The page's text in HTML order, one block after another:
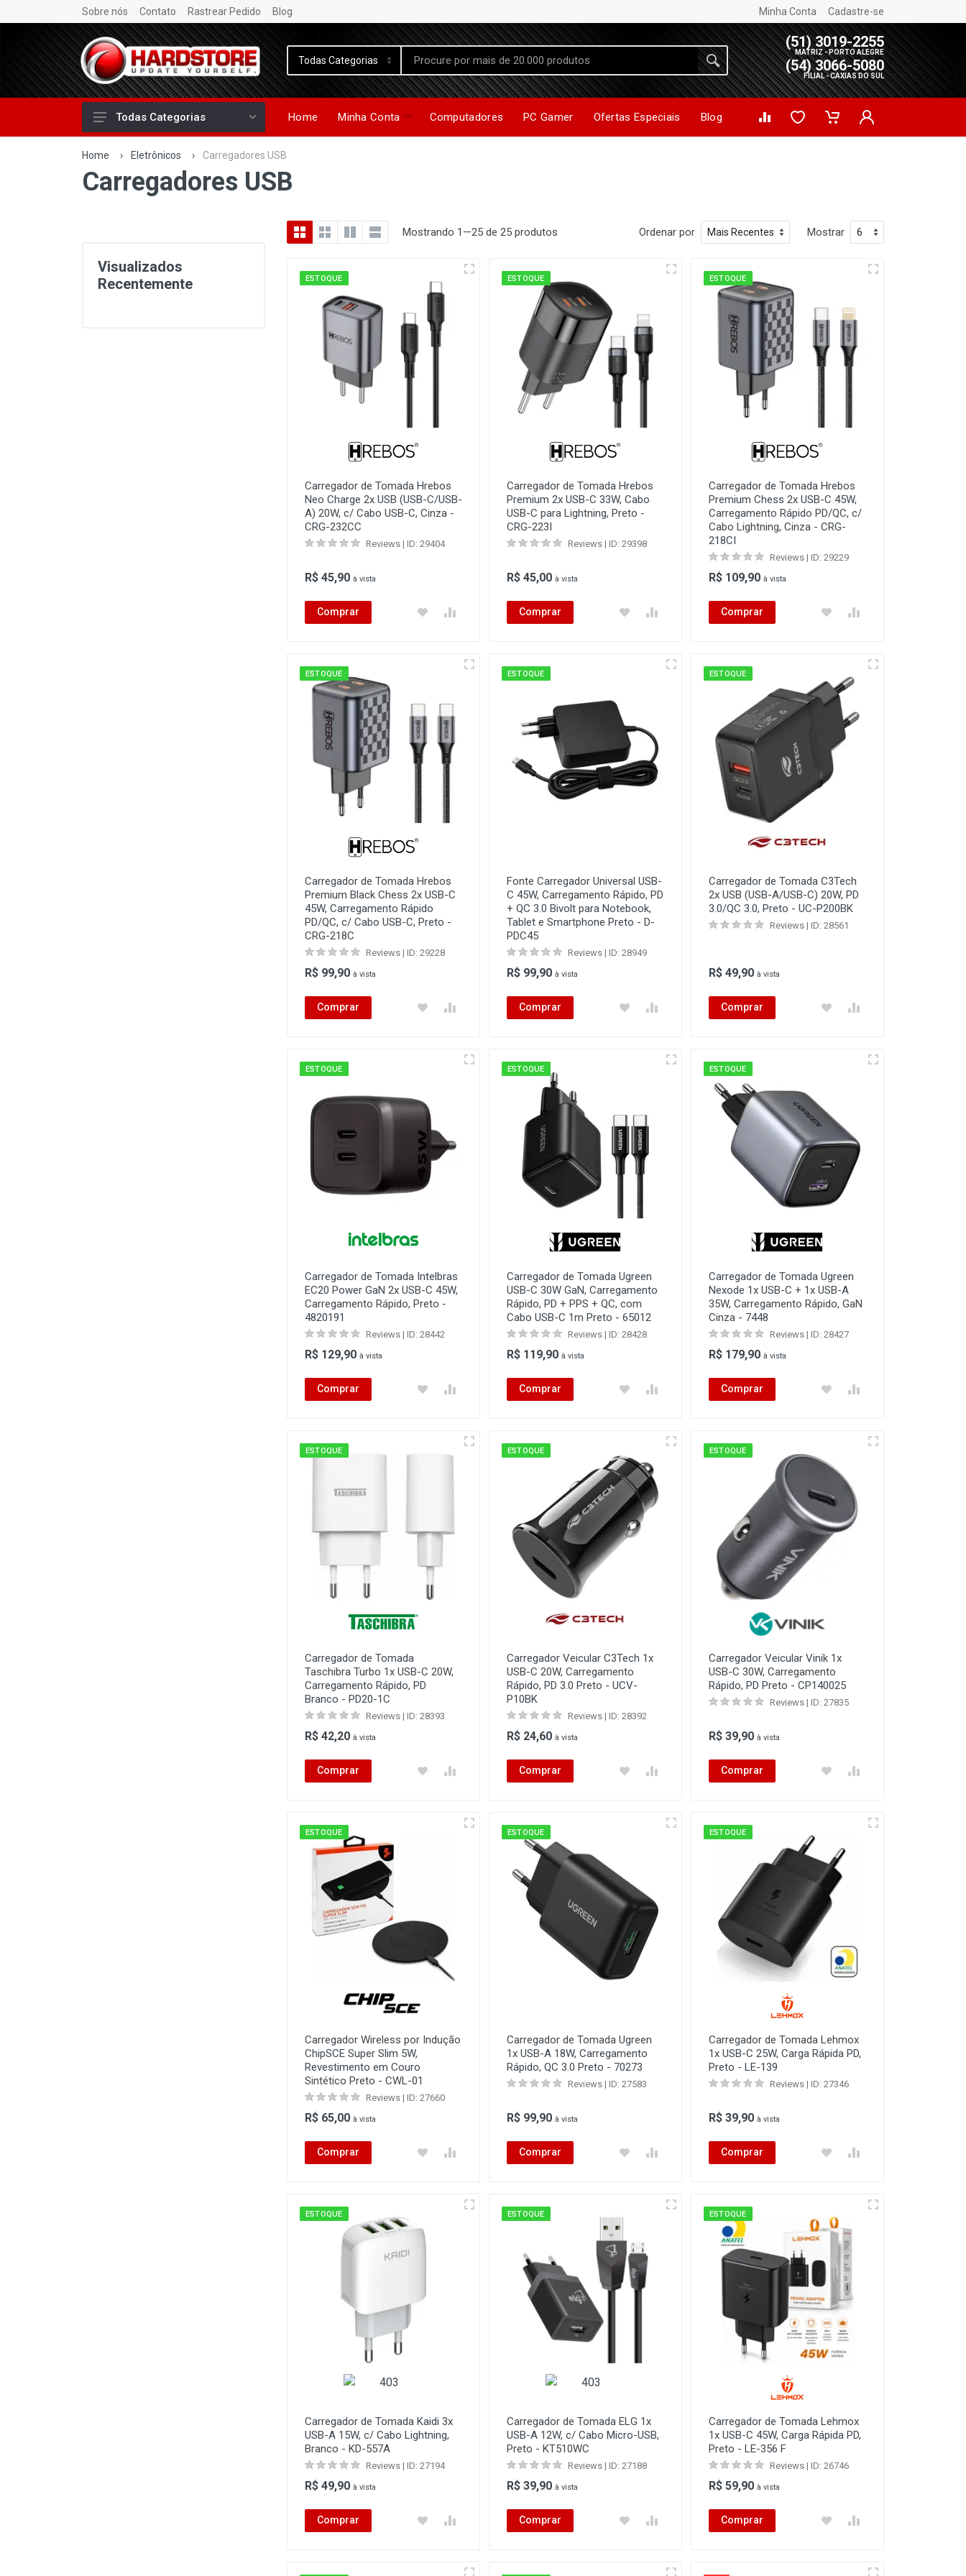
Sobre nós Contato Rastrear Pedido Blog Minha Conta Cadastre-se
(51) 3019-2255
MATRIZ - PORTO ALEGRE
(54) 3066-5080
FILIAL - CAXIAS DO SUL
Todas Categorias Home Minha Conta Computadores PC Gamer Ofertas Especiais Blog
Home › Eletrônicos › Carregadores USB
Carregadores USB
Visualizados
Recentemente
Mostrando 1—25 de 25 produtos Ordenar por Mostrar
ESTOQUE
Carregador de Tomada Hrebos
Neo Charge 2x USB (USB-C/USB-
A) 20W, c/ Cabo USB-C, Cinza -
CRG-232CC
Reviews | ID: 29404
R$ 45,90 à vista
Comprar
ESTOQUE
Carregador de Tomada Hrebos
Premium 2x USB-C 33W, Cabo
USB-C para Lightning, Preto -
CRG-223I
Reviews | ID: 29398
R$ 45,00 à vista
Comprar
ESTOQUE
Carregador de Tomada Hrebos
Premium Chess 2x USB-C 45W,
Carregamento Rápido PD/QC, c/
Cabo Lightning, Cinza - CRG-
218CI
Reviews | ID: 29229
R$ 109,90 à vista
Comprar
ESTOQUE
Carregador de Tomada Hrebos
Premium Black Chess 2x USB-C
45W, Carregamento Rápido
PD/QC, c/ Cabo USB-C, Preto -
CRG-218C
Reviews | ID: 29228
R$ 99,90 à vista
Comprar
ESTOQUE
Fonte Carregador Universal USB-
C 45W, Carregamento Rápido, PD
+ QC 3.0 Bivolt para Notebook,
Tablet e Smartphone Preto - D-
PDC45
Reviews | ID: 28949
R$ 99,90 à vista
Comprar
ESTOQUE
Carregador de Tomada C3Tech
2x USB (USB-A/USB-C) 20W, PD
3.0/QC 3.0, Preto - UC-P200BK
Reviews | ID: 28561
R$ 49,90 à vista
Comprar
ESTOQUE
Carregador de Tomada Intelbras
EC20 Power GaN 2x USB-C 45W,
Carregamento Rápido, Preto -
4820191
Reviews | ID: 28442
R$ 129,90 à vista
Comprar
ESTOQUE
Carregador de Tomada Ugreen
USB-C 30W GaN, Carregamento
Rápido, PD + PPS + QC, com
Cabo USB-C 1m Preto - 65012
Reviews | ID: 28428
R$ 119,90 à vista
Comprar
ESTOQUE
Carregador de Tomada Ugreen
Nexode 1x USB-C + 1x USB-A
35W, Carregamento Rápido, GaN
Cinza - 7448
Reviews | ID: 28427
R$ 179,90 à vista
Comprar
ESTOQUE
Carregador de Tomada
Taschibra Turbo 1x USB-C 20W,
Carregamento Rápido, PD
Branco - PD20-1C
Reviews | ID: 28393
R$ 42,20 à vista
Comprar
ESTOQUE
Carregador Veicular C3Tech 1x
USB-C 20W, Carregamento
Rápido, PD 3.0 Preto - UCV-
P10BK
Reviews | ID: 28392
R$ 24,60 à vista
Comprar
ESTOQUE
Carregador Veicular Vinik 1x
USB-C 30W, Carregamento
Rápido, PD Preto - CP140025
Reviews | ID: 27835
R$ 39,90 à vista
Comprar
ESTOQUE
Carregador Wireless por Indução
ChipSCE Super Slim 5W,
Revestimento em Couro
Sintético Preto - CWL-01
Reviews | ID: 27660
R$ 65,00 à vista
Comprar
ESTOQUE
Carregador de Tomada Ugreen
1x USB-A 18W, Carregamento
Rápido, QC 3.0 Preto - 70273
Reviews | ID: 27583
R$ 99,90 à vista
Comprar
ESTOQUE
Carregador de Tomada Lehmox
1x USB-C 25W, Carga Rápida PD,
Preto - LE-139
Reviews | ID: 27346
R$ 39,90 à vista
Comprar
ESTOQUE
Carregador de Tomada Kaidi 3x
USB-A 15W, c/ Cabo Lightning,
Branco - KD-557A
Reviews | ID: 27194
R$ 49,90 à vista
Comprar
ESTOQUE
Carregador de Tomada ELG 1x
USB-A 12W, c/ Cabo Micro-USB,
Preto - KT510WC
Reviews | ID: 27188
R$ 39,90 à vista
Comprar
ESTOQUE
Carregador de Tomada Lehmox
1x USB-C 45W, Carga Rápida PD,
Preto - LE-356 F
Reviews | ID: 26746
R$ 59,90 à vista
Comprar